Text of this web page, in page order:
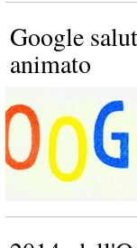
Google
animato